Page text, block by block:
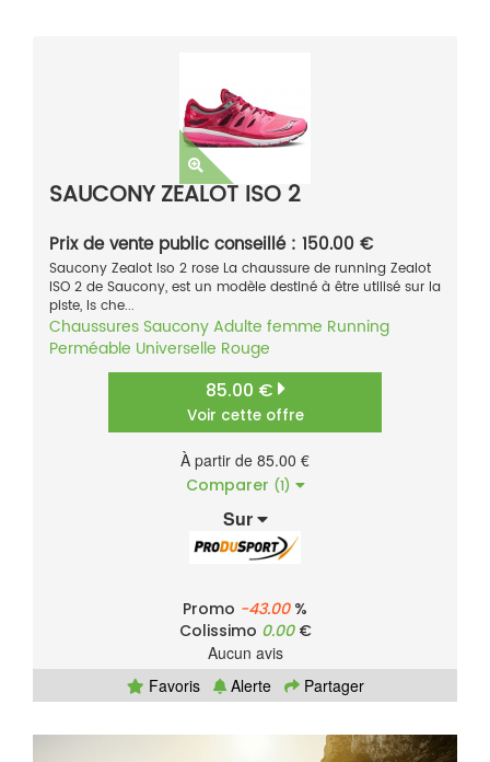
SAUCONY ZEALOT ISO 2
Prix de vente public conseillé : 150.00 €
Saucony Zealot Iso 2 rose La chaussure de running Zealot
ISO 2 de Saucony, est un modèle destiné à être utilisé sur la
piste, ls che...
Chaussures SauconyAdulte femme Running
Perméable Universelle Rouge
85.00 €
Voir cette offre
À partir de 85.00 €
Comparer (1)
Sur
Promo -43.00%
Colissimo 0.00€
Aucun avis
Favoris
Alerte Partager